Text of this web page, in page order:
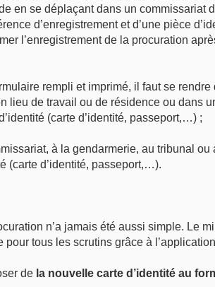
en se déplaçant dans un commissariat
d’enregistrement et d’une pièce
l’enregistrement de la procuration
rempli et imprimé, il faut se rendre
lieu de travail ou de résidence ou dans
(carte d’identité, passeport,…) ;
à la gendarmerie, au tribunal ou
(carte d’identité, passeport,…).
n’a jamais été aussi simple. Le
tous les scrutins grâce à l’application
de la nouvelle carte d’identité au